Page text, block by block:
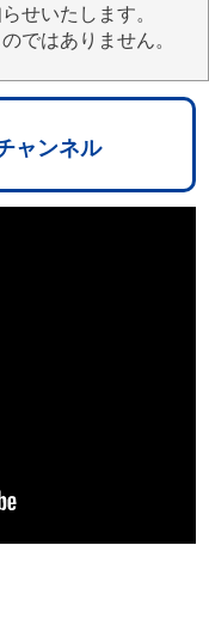
せいたします。
ではありません。
ャンネル